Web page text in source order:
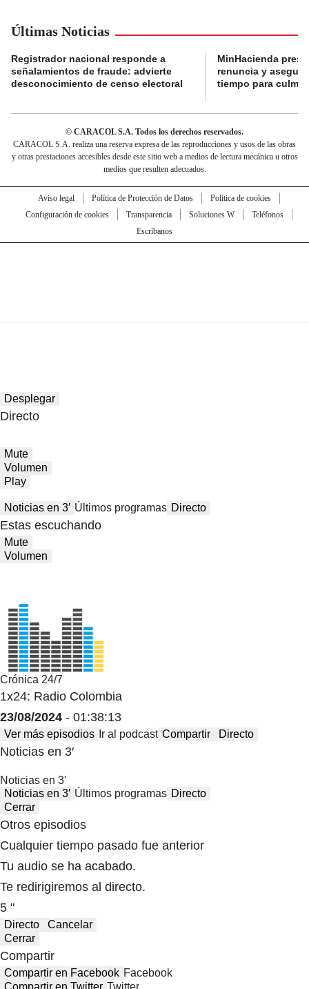
Últimas Noticias
Registrador nacional responde a
señalamientos de fraude: advierte
desconocimiento de censo electoral
MinHacienda
renuncia y
tiempo para
© CARACOL S.A. Todos los derechos reservados.
CARACOL S.A. realiza una reserva expresa de las reproducciones y usos de las obras
y otras prestaciones accesibles desde este sitio web a medios de lectura mecánica u otros
medios que resulten adecuados.
Aviso legal Política de Protección de Datos
Política de cookies
Configuración de cookies
Transparencia Soluciones W
Teléfonos
Escríbanos
Desplegar
Directo
Mute
Volumen
Play
Noticias en 3′ Últimos programas Directo
Estas escuchando
Mute
Volumen
Crónica 24/7
1x24: Radio Colombia
23/08/2024 - 01:38:13
Ver más episodios Ir al podcast Compartir Directo
Noticias en 3′
Noticias en 3′
Noticias en 3′ Últimos programas Directo
Cerrar
Otros episodios
Cualquier tiempo pasado fue anterior
Tu audio se ha acabado.
Te redirigiremos al directo.
5 "
Directo
Cancelar
Cerrar
Compartir
Compartir en Facebook Facebook
Compartir en Twitter Twitter